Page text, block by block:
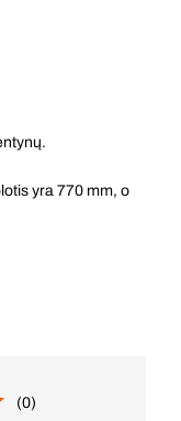
yra 770 mm, o
(0)